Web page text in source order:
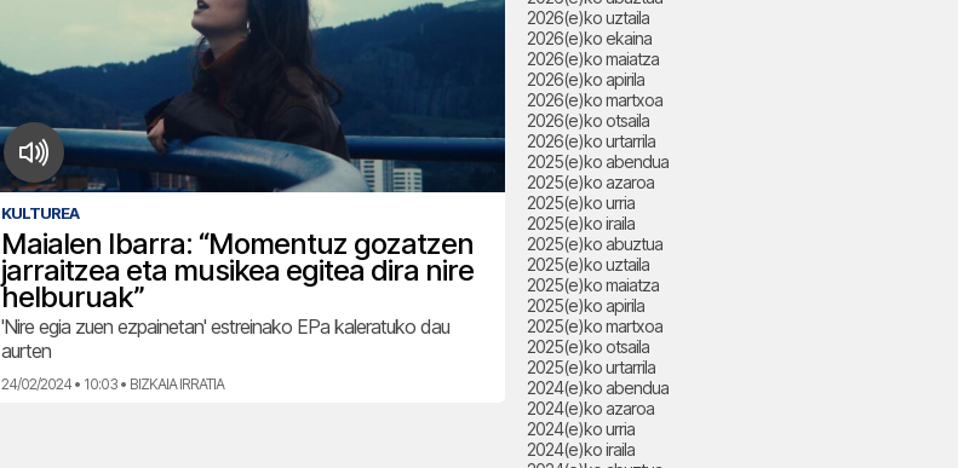
KULTUREA
Maialen Ibarra: “Momentuz gozatzen
jarraitzea eta musikea egitea dira nire
helburuak”
'Nire egia zuen ezpainetan' estreinako EPa kaleratuko dau
aurten
24/02/2024 • 10:03 • BIZKAIA IRRATIA
2026(e)ko uztaila
2026(e)ko ekaina
2026(e)ko maiatza
2026(e)ko apirila
2026(e)ko martxoa
2026(e)ko otsaila
2026(e)ko urtarrila
2025(e)ko abendua
2025(e)ko azaroa
2025(e)ko urria
2025(e)ko iraila
2025(e)ko abuztua
2025(e)ko uztaila
2025(e)ko maiatza
2025(e)ko apirila
2025(e)ko martxoa
2025(e)ko otsaila
2025(e)ko urtarrila
2024(e)ko abendua
2024(e)ko azaroa
2024(e)ko urria
2024(e)ko iraila